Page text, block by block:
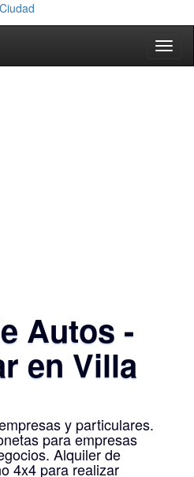
Autos -
en Villa
y particulares.
para empresas
Alquiler de
4x4 para realizar